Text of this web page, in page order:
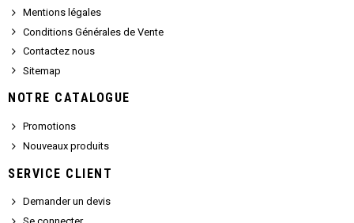
Mentions légales
Conditions Générales de Vente
Contactez nous
Sitemap
NOTRE CATALOGUE
Promotions
Nouveaux produits
SERVICE CLIENT
Demander un devis